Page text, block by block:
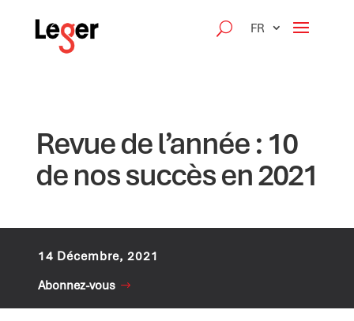
FR
Revue de l’année : 10
de nos succès en 2021
14 Décembre, 2021
Abonnez-vous